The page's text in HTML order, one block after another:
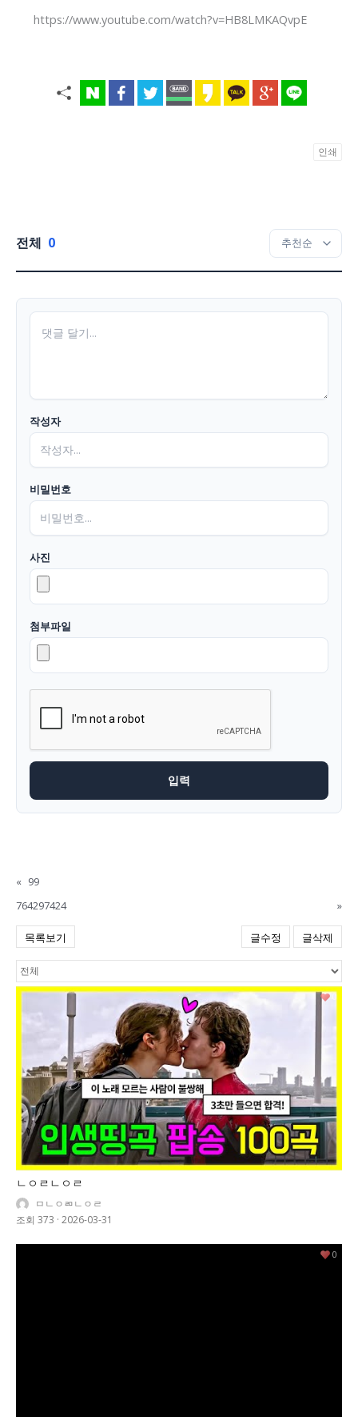
https://www.youtube.com/watch?v=HB8LMKAQvpE
인쇄
전체 0
작성자
비밀번호
사진
첨부파일
« 99
764297424
»
목록보기 글수정 글삭제
ㄴㅇㄹㄴㅇㄹ
ㅁㄴㅇㄻㄴㅇㄹ
조회 373 · 2026-03-31
0
0